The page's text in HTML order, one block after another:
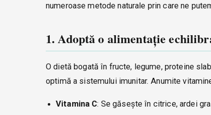
numeroase metode naturale prin care ne
1. Adoptă o alimentație
O dietă bogată în fructe, legume, proteine
optimă a sistemului imunitar. Anumite
Vitamina C: Se găsește în citrice, ardei